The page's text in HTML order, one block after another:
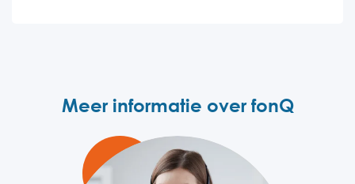
Meer informatie over fonQ